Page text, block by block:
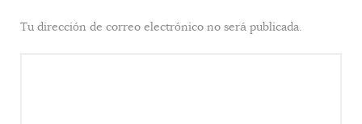
Tu dirección de correo electrónico no será publicada.